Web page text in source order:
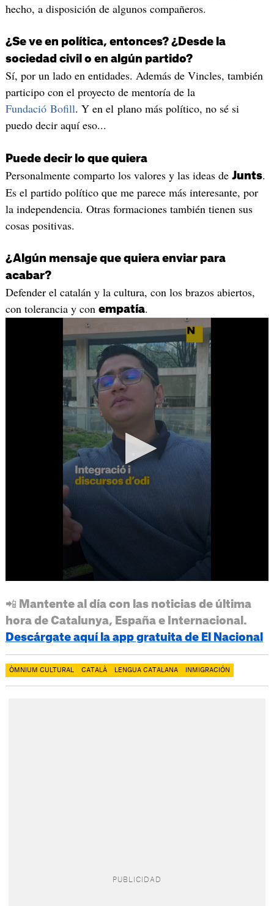
hecho, a disposición de algunos compañeros.
¿Se ve en política, entonces? ¿Desde la
sociedad civil o en algún partido?
Sí, por un lado en entidades. Además de Vincles, también
participo con el proyecto de mentoría de la
Fundació Bofill. Y en el plano más político, no sé si
puedo decir aquí eso...
Puede decir lo que quiera
Personalmente comparto los valores y las ideas de Junts.
Es el partido político que me parece más interesante, por
la independencia. Otras formaciones también tienen sus
cosas positivas.
¿Algún mensaje que quiera enviar para
acabar?
Defender el catalán y la cultura, con los brazos abiertos,
con tolerancia y con empatía.
📲 Mantente al día con las noticias de última
hora de Catalunya, España e Internacional.
Descárgate aquí la app gratuita de El Nacional
ÒMNIUM CULTURAL CATALÀ LENGUA CATALANA INMIGRACIÓN